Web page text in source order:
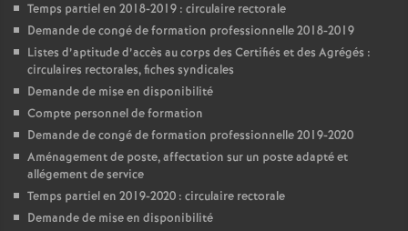
Temps partiel en 2018-2019 : circulaire rectorale
Demande de congé de formation professionnelle 2018-2019
Listes d’aptitude d’accès au corps des Certifiés et des Agrégés :
circulaires rectorales, fiches syndicales
Demande de mise en disponibilité
Compte personnel de formation
Demande de congé de formation professionnelle 2019-2020
Aménagement de poste, affectation sur un poste adapté et
allégement de service
Temps partiel en 2019-2020 : circulaire rectorale
Demande de mise en disponibilité